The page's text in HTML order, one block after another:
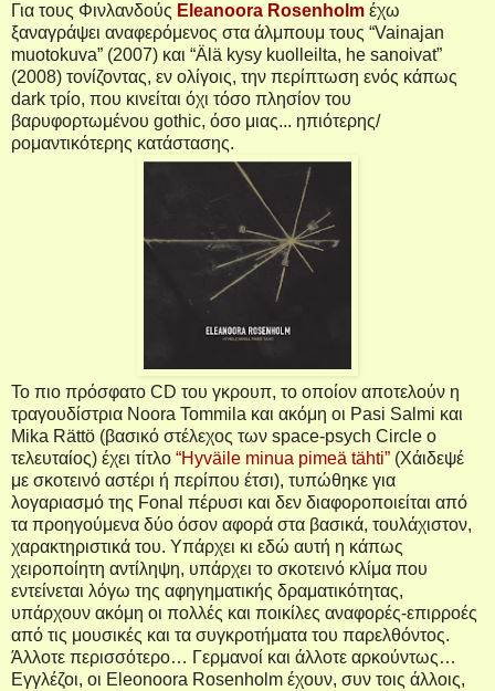
Για τους Φινλανδούς Eleanoora Rosenholm έχω
ξαναγράψει αναφερόμενος στα άλμπουμ τους “Vainajan
muotokuva” (2007) και “Älä kysy kuolleilta, he sanoivat”
(2008) τονίζοντας, εν ολίγοις, την περίπτωση ενός κάπως
dark τρίο, που κινείται όχι τόσο πλησίον του
βαρυφορτωμένου gothic, όσο μιας... ηπιότερης/
ρομαντικότερης κατάστασης.
Το πιο πρόσφατο CD του γκρουπ, το οποίον αποτελούν η
τραγουδίστρια Noora Tommila και ακόμη οι Pasi Salmi και
Mika Rättö (βασικό στέλεχος των space-psych Circle ο
τελευταίος) έχει τίτλο “Hyväile minua pimeä tähti” (Χάιδεψέ
με σκοτεινό αστέρι ή περίπου έτσι), τυπώθηκε για
λογαριασμό της Fonal πέρυσι και δεν διαφοροποιείται από
τα προηγούμενα δύο όσον αφορά στα βασικά, τουλάχιστον,
χαρακτηριστικά του. Υπάρχει κι εδώ αυτή η κάπως
χειροποίητη αντίληψη, υπάρχει το σκοτεινό κλίμα που
εντείνεται λόγω της αφηγηματικής δραματικότητας,
υπάρχουν ακόμη οι πολλές και ποικίλες αναφορές-επιρροές
από τις μουσικές και τα συγκροτήματα του παρελθόντος.
Άλλοτε περισσότερο… Γερμανοί και άλλοτε αρκούντως…
Εγγλέζοι, οι Eleonoora Rosenholm έχουν, συν τοις άλλοις,